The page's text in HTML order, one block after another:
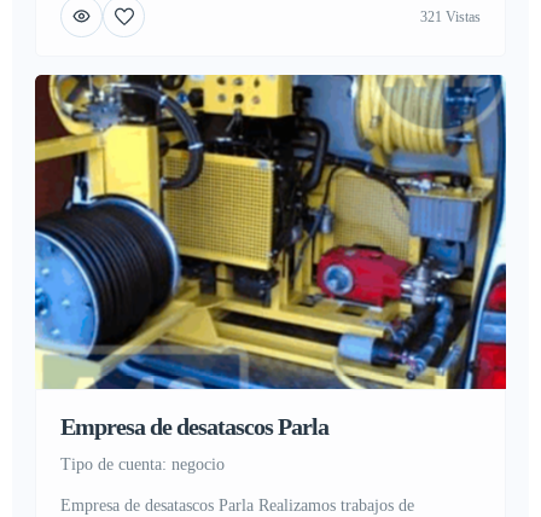
atrancos en sus hogares, industria o negocio, Nadie esta ajeno
alcantarillas, tuberías […]
321 Vistas
Empresa de desatascos Parla
tipo de cuenta: negocio
Empresa de desatascos Parla Realizamos trabajos de